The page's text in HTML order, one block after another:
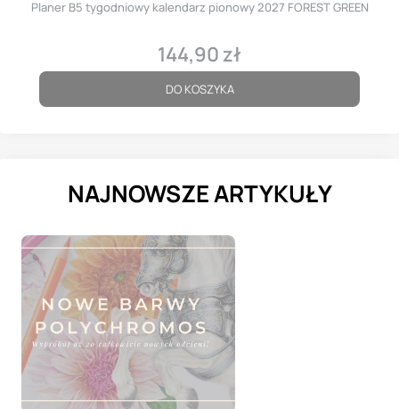
Planer B5 tygodniowy kalendarz pionowy 2027 FOREST GREEN
Cena
144,90 zł
DO KOSZYKA
NAJNOWSZE ARTYKUŁY